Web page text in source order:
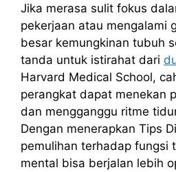
Jika merasa sulit fokus
pekerjaan atau mengalami
besar kemungkinan tubuh
tanda untuk istirahat dari
Harvard Medical School,
perangkat dapat menekan
dan mengganggu ritme
Dengan menerapkan Tips
pemulihan terhadap fungsi
mental bisa berjalan lebih